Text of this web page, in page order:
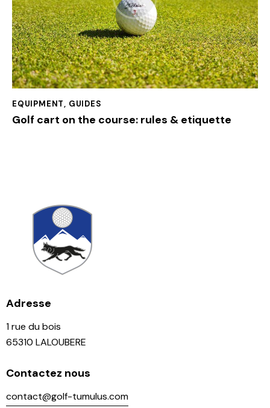
EQUIPMENT, GUIDES
Golf cart on the course: rules & etiquette
Adresse
1 rue du bois
65310 LALOUBERE
Contactez nous
contact@golf-tumulus.com